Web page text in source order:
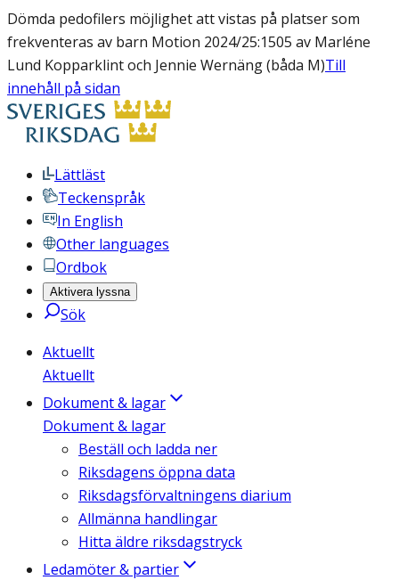
Dömda pedofilers möjlighet att vistas på platser som
frekventeras av barn Motion 2024/25:1505 av Marléne
Lund Kopparklint och Jennie Wernäng (båda M)Till
innehåll på sidan
Lättläst
Teckenspråk
In English
Other languages
Ordbok
Aktivera lyssna
Sök
Aktuellt
Aktuellt
Dokument & lagar
Dokument & lagar
Beställ och ladda ner
Riksdagens öppna data
Riksdagsförvaltningens diarium
Allmänna handlingar
Hitta äldre riksdagstryck
Ledamöter & partier